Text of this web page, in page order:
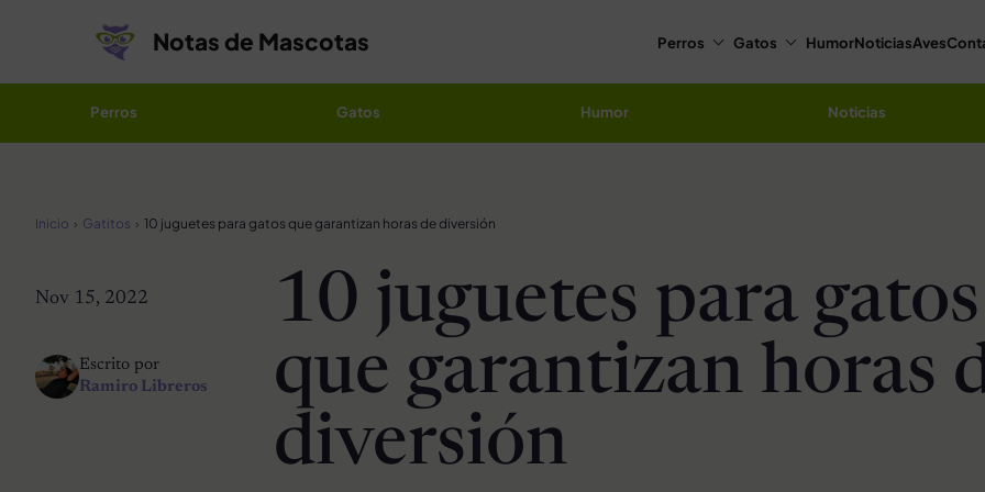
Notas de Mascotas Perros Gatos HumorNoticiasAves
Perros Gatos Humor Noticias
Inicio Gatitos 10 juguetes para gatos que garantizan horas de diversión
Nov 15, 2022
Escrito por
Ramiro Libreros
10 juguetes para gatos
que garantizan horas
diversión